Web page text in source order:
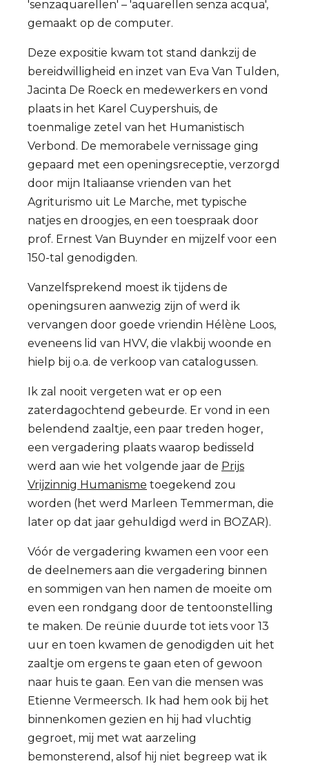
'senzaquarellen' – 'aquarellen senza acqua',
gemaakt op de computer.
Deze expositie kwam tot stand dankzij de
bereidwilligheid en inzet van Eva Van Tulden,
Jacinta De Roeck en medewerkers en vond
plaats in het Karel Cuypershuis, de
toenmalige zetel van het Humanistisch
Verbond. De memorabele vernissage ging
gepaard met een openingsreceptie, verzorgd
door mijn Italiaanse vrienden van het
Agriturismo uit Le Marche, met typische
natjes en droogjes, en een toespraak door
prof. Ernest Van Buynder en mijzelf voor een
150-tal genodigden.
Vanzelfsprekend moest ik tijdens de
openingsuren aanwezig zijn of werd ik
vervangen door goede vriendin Hélène Loos,
eveneens lid van HVV, die vlakbij woonde en
hielp bij o.a. de verkoop van catalogussen.
Ik zal nooit vergeten wat er op een
zaterdagochtend gebeurde. Er vond in een
belendend zaaltje, een paar treden hoger,
een vergadering plaats waarop bedisseld
werd aan wie het volgende jaar de Prijs
Vrijzinnig Humanisme toegekend zou
worden (het werd Marleen Temmerman, die
later op dat jaar gehuldigd werd in BOZAR).
Vóór de vergadering kwamen een voor een
de deelnemers aan die vergadering binnen
en sommigen van hen namen de moeite om
even een rondgang door de tentoonstelling
te maken. De reünie duurde tot iets voor 13
uur en toen kwamen de genodigden uit het
zaaltje om ergens te gaan eten of gewoon
naar huis te gaan. Een van die mensen was
Etienne Vermeersch. Ik had hem ook bij het
binnenkomen gezien en hij had vluchtig
gegroet, mij met wat aarzeling
bemonsterend, alsof hij niet begreep wat ik